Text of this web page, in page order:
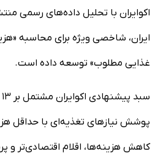
اکوایران با تحلیل داده‌های رسمی
ایران، شاخصی ویژه برای محاسبه
غذایی مطلوب» توسعه داده است.
پوشش نیازهای تغذیه‌ای با حداقل
کاهش هزینه‌ها، اقلام اقتصادی‌تر و